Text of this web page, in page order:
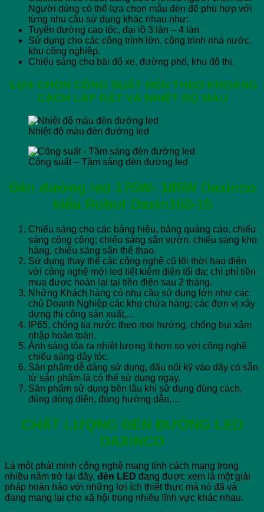
Người dùng có thể lựa chọn mẫu đèn để phù hợp với
từng nhu cầu sử dụng khác nhau như:
Tuyến đường cao tốc, đại lộ 3 làn – 4 làn
Sử dụng cho các công trình lớn, công trình nhà nước,
khu công nghiệp.
Chiếu sáng cho bãi đổ xe, đường phố, khu đô thị.
LỰA CHỌN CÔNG SUẤT ĐÈN THEO KHOẢNG
CÁCH LẮP ĐẶT VÀ NHIỆT ĐỘ MÀU
Nhiệt độ màu đèn đường led
Công suất – Tầm sáng đèn đường led
Đèn đường led 175W- 185WDaxinco
kiểu Robot Daxin150-15
Chiếu sáng cho các bảng hiệu, bảng quảng cáo, chiếu
sáng công cộng; chiếu sáng sân vườn, chiếu sáng kho
hàng, chiếu sáng sân thể thao.
Sử dụng thay thế các công nghệ cũ lõi thời hao điện
với công nghệ mới led tiết kiệm điện tối đa; chi phí tiền
mua được hoàn lại tại tiền điện sau 2 tháng.
Những Khách hàng có nhu cầu sử dụng lớn như các
chủ Doanh Nghiệp các kho chứa hàng; các đơn vị xây
dựng thi công sản xuất,…
IP65, chống tia nước theo mọi hướng, chống bụi xâm
nhập hoàn toàn.
Ánh sáng tỏa ra nhiệt lượng ít hơn so với công nghệ
chiếu sáng dây tóc.
Sản phẩm dễ dàng sử dụng, đấu nối kỹ vào dây có sẵn
từ sản phẩm là có thể sử dụng ngay.
Sản phẩm sử dụng bền lâu khi sử dụng đúng cách,
đúng dòng điện, đúng hướng dẫn,…
CHẤT LƯỢNG ĐÈN ĐƯỜNG LED
DAXINCO
Là một phát minh công nghệ mang tính cách mạng trong
nhiều năm trở lại đây, đèn LED đang được xem là một giải
pháp hoàn hảo với những lợi ích thiết thực mà nó đã và
đang mang lại cho xã hội trong nhiều lĩnh vực khác nhau.